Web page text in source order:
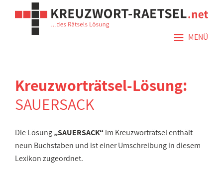
≡ MENÜ
Kreuzworträtsel-Lösung:
SAUERSACK
Die Lösung„SAUERSACK“ im Kreuzworträtsel enthält
neun Buchstaben und ist einer Umschreibung in diesem
Lexikon zugeordnet.